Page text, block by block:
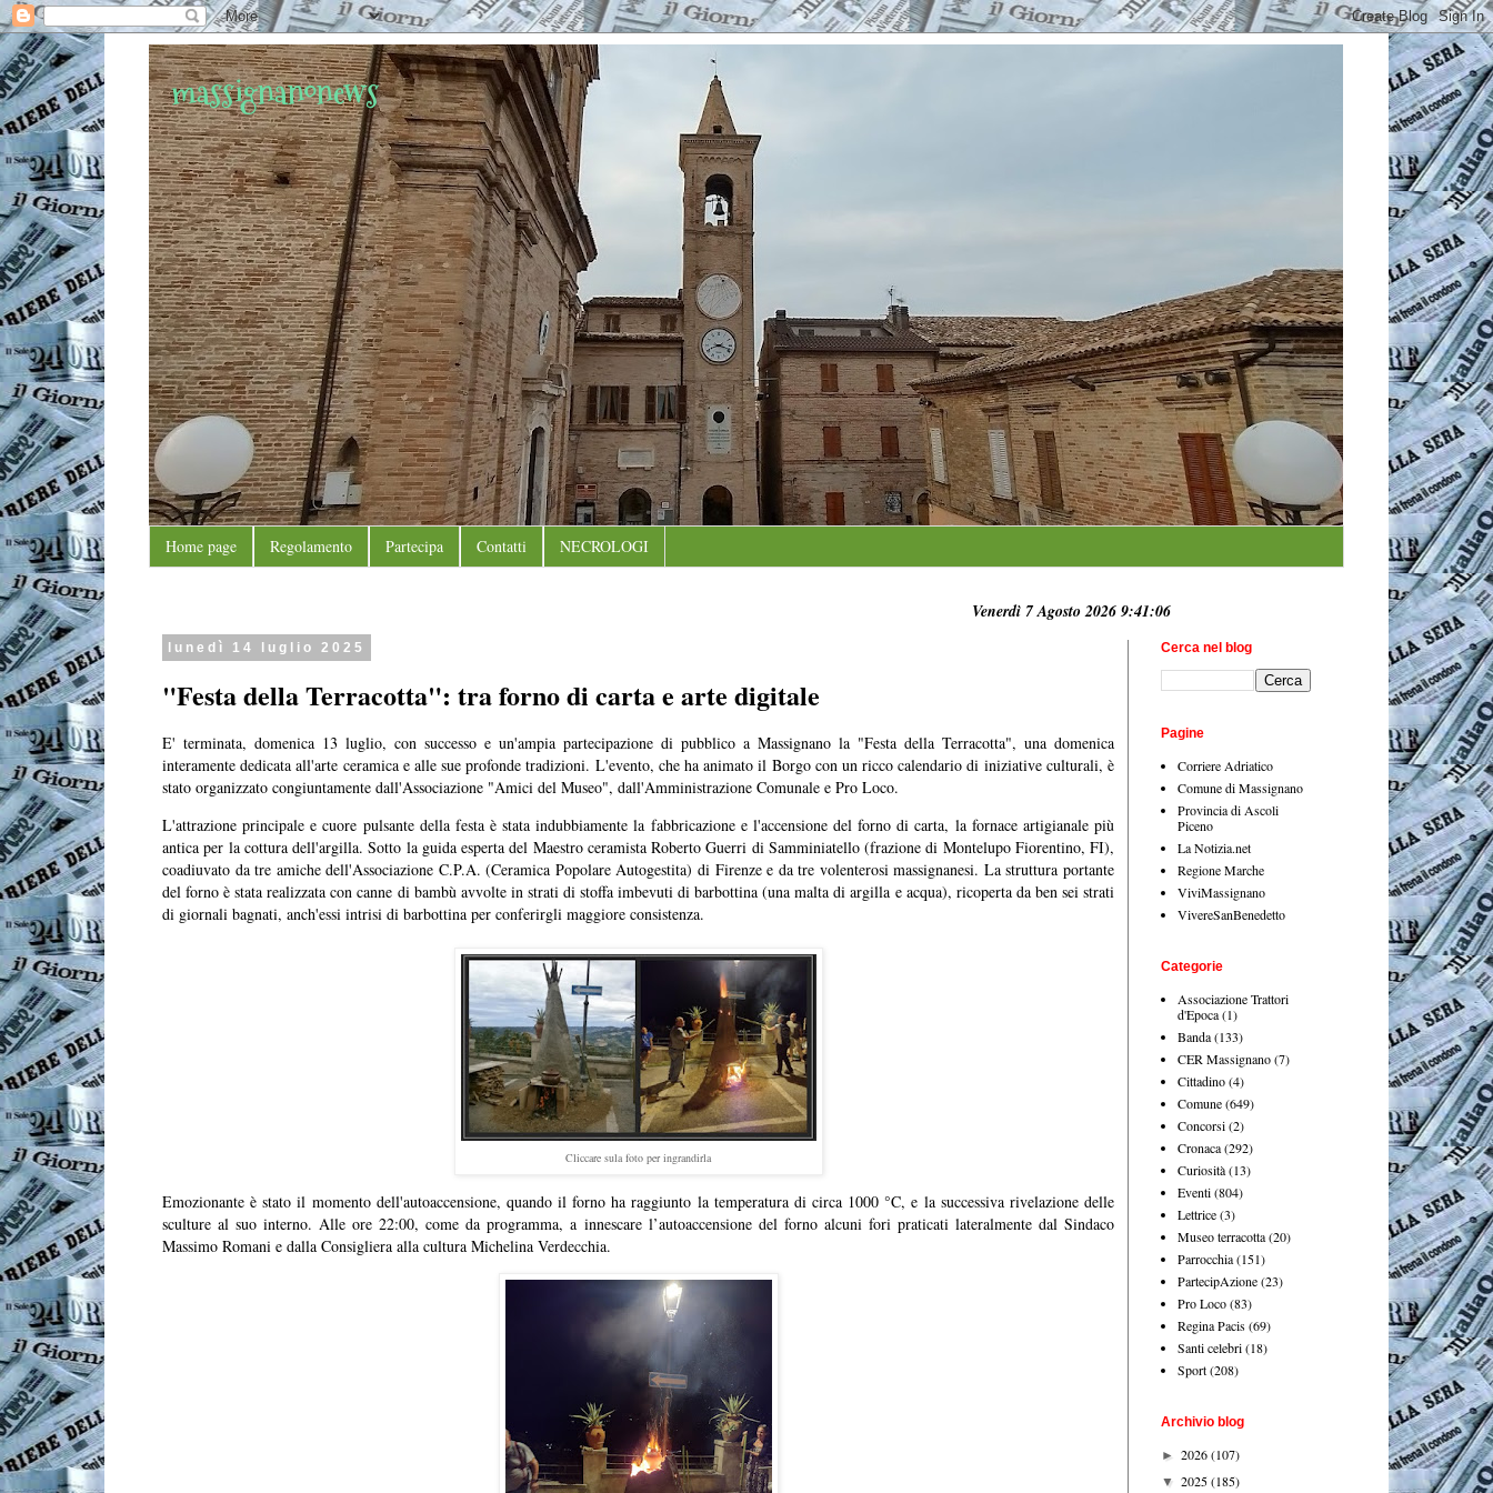
massignanonews
Home page Regolamento Partecipa Contatti NECROLOGI
Venerdì 7 Agosto 2026 9:41:07
lunedì 14 luglio 2025
"Festa della Terracotta": tra forno di carta e arte digitale
E' terminata, domenica 13 luglio, con successo e un'ampia partecipazione di pubblico a Massignano la "Festa della Terracotta", una domenica
interamente dedicata all'arte ceramica e alle sue profonde tradizioni. L'evento, che ha animato il Borgo con un ricco calendario di iniziative culturali, è
stato organizzato congiuntamente dall'Associazione "Amici del Museo", dall'Amministrazione Comunale e Pro Loco.
L'attrazione principale e cuore pulsante della festa è stata indubbiamente la fabbricazione e l'accensione del forno di carta, la fornace artigianale più
antica per la cottura dell'argilla. Sotto la guida esperta del Maestro ceramista Roberto Guerri di Samminiatello (frazione di Montelupo Fiorentino, FI),
coadiuvato da tre amiche dell'Associazione C.P.A. (Ceramica Popolare Autogestita) di Firenze e da tre volenterosi massignanesi. La struttura portante
del forno è stata realizzata con canne di bambù avvolte in strati di stoffa imbevuti di barbottina (una malta di argilla e acqua), ricoperta da ben sei strati
di giornali bagnati, anch'essi intrisi di barbottina per conferirgli maggiore consistenza.
Cliccare sula foto per ingrandirla
Emozionante è stato il momento dell'autoaccensione, quando il forno ha raggiunto la temperatura di circa 1000 °C, e la successiva rivelazione delle
sculture al suo interno. Alle ore 22:00, come da programma, a innescare l’autoaccensione del forno alcuni fori praticati lateralmente dal Sindaco
Massimo Romani e dalla Consigliera alla cultura Michelina Verdecchia.
Cerca nel blog
Pagine
Corriere Adriatico
Comune di Massignano
Provincia di Ascoli
Piceno
La Notizia.net
Regione Marche
ViviMassignano
VivereSanBenedetto
Categorie
Associazione Trattori
d'Epoca(1)
Banda(133)
CER Massignano(7)
Cittadino(4)
Comune(649)
Concorsi(2)
Cronaca(292)
Curiosità(13)
Eventi(804)
Lettrice(3)
Museo terracotta(20)
Parrocchia(151)
PartecipAzione(23)
Pro Loco(83)
Regina Pacis(69)
Santi celebri(18)
Sport(208)
Archivio blog
► 2026(107)
▼ 2025(185)